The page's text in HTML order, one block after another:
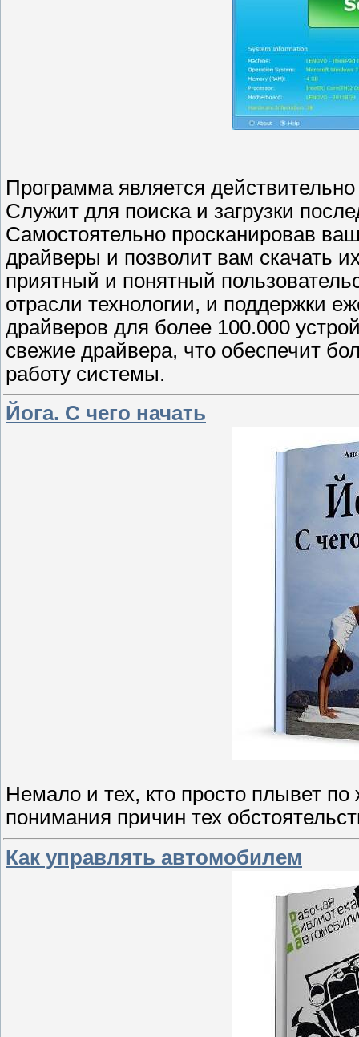
Программа является
Служит для поиска и загрузки
Самостоятельно просканировав
драйверы и позволит вам скачать
приятный и понятный
отрасли технологии, и поддержки
драйверов для более 100.000
свежие драйвера, что обеспечит
работу системы.
Йога. С чего начать
Немало и тех, кто просто плывет
понимания причин тех
Как управлять автомобилем